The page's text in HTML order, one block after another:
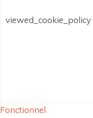
viewed_cookie_policy
Fonctionnel